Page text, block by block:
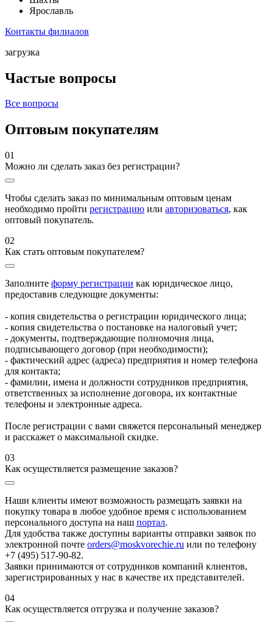
Ярославль
Контакты филиалов
загрузка
Частые вопросы
Все вопросы
Оптовым покупателям
01
Можно ли сделать заказ без регистрации?
Чтобы сделать заказ по минимальным оптовым ценам
необходимо пройти регистрацию или авторизоваться, как
оптовый покупатель.
02
Как стать оптовым покупателем?
Заполните форму регистрации как юридическое лицо,
предоставив следующие документы:
- копия свидетельства о регистрации юридического лица;
- копия свидетельства о постановке на налоговый учет;
- документы, подтверждающие полномочия лица,
подписывающего договор (при необходимости);
- фактический адрес (адреса) предприятия и номер телефона
для контакта;
- фамилии, имена и должности сотрудников предприятия,
ответственных за исполнение договора, их контактные
телефоны и электронные адреса.
После регистрации с вами свяжется персональный менеджер
и расскажет о максимальной скидке.
03
Как осуществляется размещение заказов?
Наши клиенты имеют возможность размещать заявки на
покупку товара в любое удобное время с использованием
персонального доступа на наш портал.
Для удобства также доступны варианты отправки заявок по
электронной почте orders@moskvorechie.ru или по телефону
+7 (495) 517-90-82.
Заявки принимаются от сотрудников компаний клиентов,
зарегистрированных у нас в качестве их представителей.
04
Как осуществляется отгрузка и получение заказов?